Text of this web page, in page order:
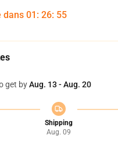
dans 01 : 26: 54
get byAug. 13 - Aug. 20
Shipping
Aug. 09